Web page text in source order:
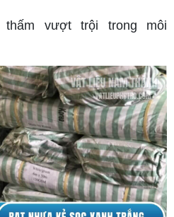
thấm vượt trội trong môi